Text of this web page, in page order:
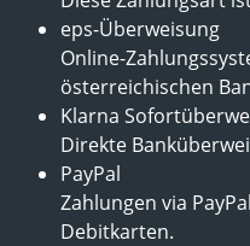
eps-Überweisung
Online-
österreichischen
Klarna
Direkte
PayPal
Zahlungen via
Debitkarten.